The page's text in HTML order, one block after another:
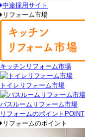
中途採用サイト
リフォーム市場
キッチンリフォーム市場
トイレリフォーム市場
バスルームリフォーム市場
リフォームのポイント POINT
リフォームのポイント